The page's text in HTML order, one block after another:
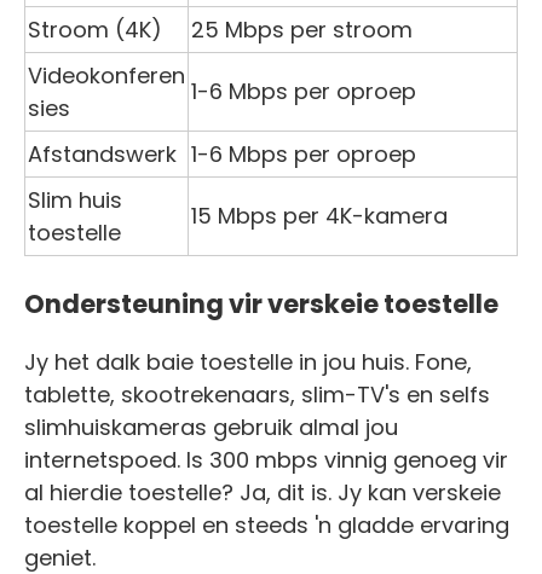
Stroom (4K)
25 Mbps per stroom
Videokonferen
sies
1-6 Mbps per oproep
Afstandswerk 1-6 Mbps per oproep
Slim huis
toestelle
15 Mbps per 4K-kamera
Ondersteuning vir verskeie toestelle
Jy het dalk baie toestelle in jou huis. Fone,
tablette, skootrekenaars, slim-TV's en selfs
slimhuiskameras gebruik almal jou
internetspoed. Is 300 mbps vinnig genoeg vir
al hierdie toestelle? Ja, dit is. Jy kan verskeie
toestelle koppel en steeds 'n gladde ervaring
geniet.